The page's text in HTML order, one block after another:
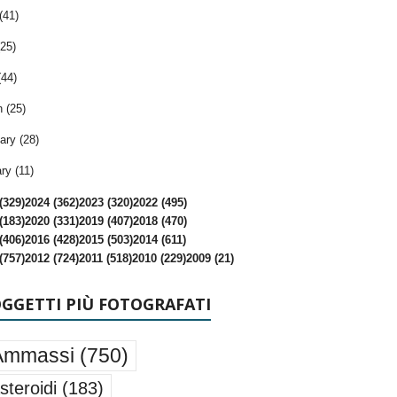
(25)
(28)
(11)
2024 (362)2023 (320)2022 (495)
2020 (331)2019 (407)2018 (470)
2016 (428)2015 (503)2014 (611)
2012 (724)2011 (518)2010 (229)2009 (21)
PIÙ FOTOGRAFATI
(750)
(183)